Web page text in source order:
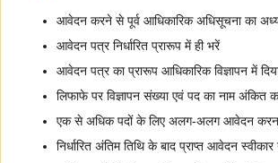
आवेदन करने से पूर्व आधिकारिक अधिसूचना का
आवेदन पत्र निर्धारित प्रारूप में ही भरें
आवेदन पत्र का प्रारूप आधिकारिक विज्ञापन में
लिफाफे पर विज्ञापन संख्या एवं पद का नाम
एक से अधिक पदों के लिए अलग-अलग आवेदन करना
निर्धारित अंतिम तिथि के बाद प्राप्त आवेदन